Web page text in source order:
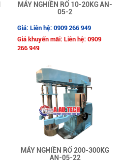
MÁY NGHIỀN RỔ 10-20KG AN-
05-2
Giá: Liên hệ: 0909 266 949
Giá khuyến mãi: Liên hệ: 0909
266 949
MÁY NGHIỀN RỔ 200-300KG
AN-05-22